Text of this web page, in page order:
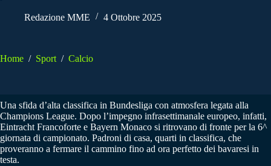
Redazione MME 4 Ottobre 2025
Home / Sport / Calcio
Una sfida d’alta classifica in Bundesliga con atmosfera legata alla
Champions League. Dopo l’impegno infrasettimanale europeo, infatti,
Eintracht Francoforte e Bayern Monaco si ritrovano di fronte per la 6^
giornata di campionato. Padroni di casa, quarti in classifica, che
proveranno a fermare il cammino fino ad ora perfetto dei bavaresi in
testa.